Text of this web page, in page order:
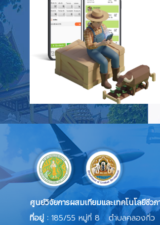
ศูนย์วิจัยการผสมเทียมและเทคโนโลยีชีว
ที่อยู่ :185/55 หมู่ที่ 8 ตำบลคลองกิ่ว